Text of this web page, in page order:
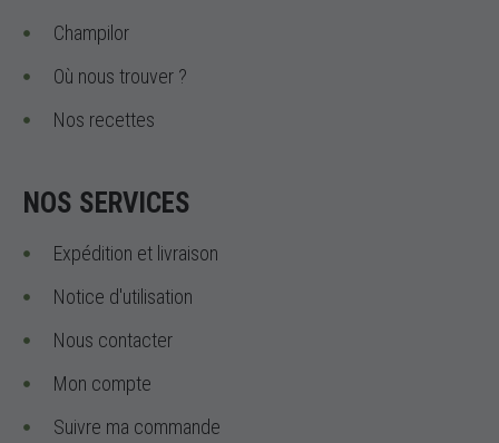
Champilor
Où nous trouver ?
Nos recettes
NOS SERVICES
Expédition et livraison
Notice d'utilisation
Nous contacter
Mon compte
Suivre ma commande